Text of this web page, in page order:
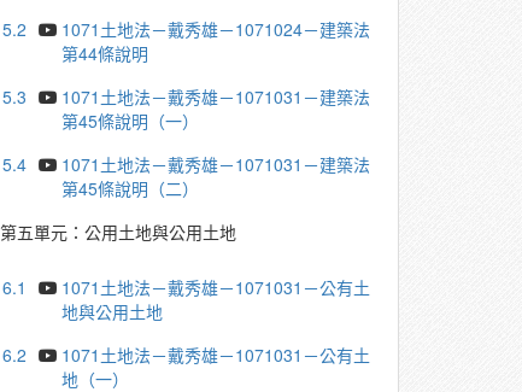
5.2
1071土地法－戴秀雄－1071024－建築法
第44條說明
5.3
1071土地法－戴秀雄－1071031－建築法
第45條說明（一）
5.4
1071土地法－戴秀雄－1071031－建築法
第45條說明（二）
第五單元：公用土地與公用土地
6.1
1071土地法－戴秀雄－1071031－公有土
地與公用土地
6.2
1071土地法－戴秀雄－1071031－公有土
地（一）